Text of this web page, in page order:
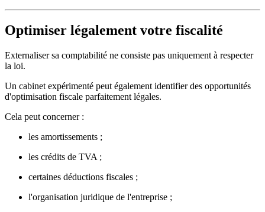
Optimiser légalement votre fiscalité
Externaliser sa comptabilité ne consiste pas uniquement à respecter
la loi.
Un cabinet expérimenté peut également identifier des opportunités
d'optimisation fiscale parfaitement légales.
Cela peut concerner :
les amortissements ;
les crédits de TVA ;
certaines déductions fiscales ;
l'organisation juridique de l'entreprise ;